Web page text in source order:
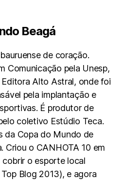
Beagá
de coração.
Comunicação pela Unesp,
Alto Astral, onde foi
pela implantação e
É produtor de
coletivo Estúdio Teca.
da Copa do Mundo de
Criou o CANHOTA 10 em
cobrir o esporte local
Blog 2013), e agora